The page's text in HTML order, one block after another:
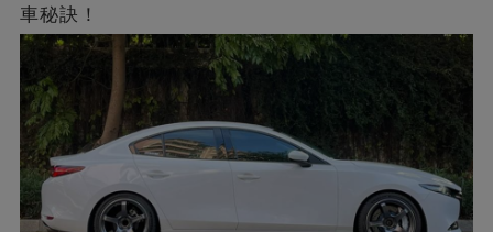
車秘訣！